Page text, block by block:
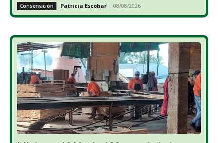
Conservación Patricia Escobar - 08/08/2026